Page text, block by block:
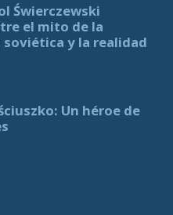
Świerczewski
el mito de la
soviética y la realidad
Un héroe de